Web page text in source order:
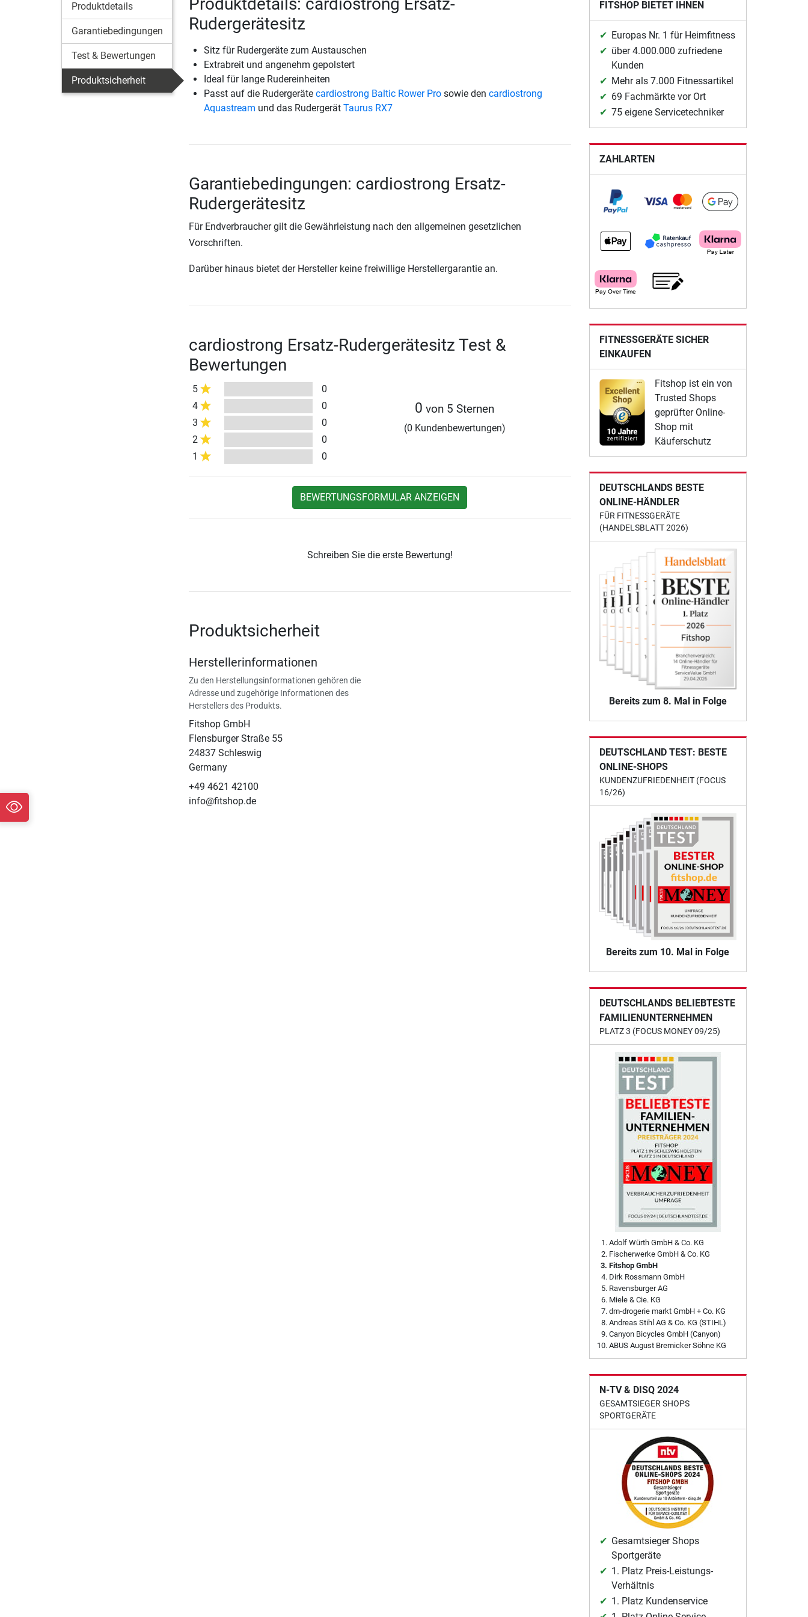
Produktdetails
Garantiebedingungen
Test & Bewertungen
Produktsicherheit
Rudergerätesitz
Sitz für Rudergeräte zum Austauschen
Extrabreit und angenehm gepolstert
Ideal für lange Rudereinheiten
Passt auf die Rudergeräte cardiostrong Baltic Rower Prosowie den cardiostrong
Aquastream und das Rudergerät Taurus RX7
Garantiebedingungen: cardiostrong Ersatz-
Rudergerätesitz
Für Endverbraucher gilt die Gewährleistung nach den allgemeinen gesetzlichen
Vorschriften.
Darüber hinaus bietet der Hersteller keine freiwillige Herstellergarantie an.
cardiostrong Ersatz-Rudergerätesitz Test &
Bewertungen
5
0
4
0
3
0
2
0
1
0
0 von 5 Sternen
(0 Kundenbewertungen)
BEWERTUNGSFORMULAR ANZEIGEN
Schreiben Sie die erste Bewertung!
Produktsicherheit
Herstellerinformationen
Zu den Herstellungsinformationen gehören die
Adresse und zugehörige Informationen des
Herstellers des Produkts.
Fitshop GmbH
Flensburger Straße 55
24837 Schleswig
Germany
+49 4621 42100
info@fitshop.de
FITSHOP BIETET IHNEN
Europas Nr. 1 für Heimfitness
über 4.000.000 zufriedene
Kunden
Mehr als 7.000 Fitnessartikel
69 Fachmärkte vor Ort
75 eigene Servicetechniker
ZAHLARTEN
FITNESSGERÄTE SICHER
EINKAUFEN
Fitshop ist ein von
Trusted Shops
geprüfter Online-
Shop mit
Käuferschutz
DEUTSCHLANDS BESTE
ONLINE-HÄNDLER
FÜR FITNESSGERÄTE
(HANDELSBLATT 2026)
Bereits zum 8. Mal in Folge
DEUTSCHLAND TEST: BESTE
ONLINE-SHOPS
KUNDENZUFRIEDENHEIT (FOCUS
16/26)
Bereits zum 10. Mal in Folge
DEUTSCHLANDS BELIEBTESTE
FAMILIENUNTERNEHMEN
PLATZ 3 (FOCUS MONEY 09/25)
Adolf Würth GmbH & Co. KG
Fischerwerke GmbH & Co. KG
Fitshop GmbH
Dirk Rossmann GmbH
Ravensburger AG
Miele & Cie. KG
dm-drogerie markt GmbH + Co. KG
Andreas Stihl AG & Co. KG (STIHL)
Canyon Bicycles GmbH (Canyon)
ABUS August Bremicker Söhne KG
N-TV & DISQ 2024
GESAMTSIEGER SHOPS
SPORTGERÄTE
Gesamtsieger Shops
Sportgeräte
1. Platz Preis-Leistungs-
Verhältnis
1. Platz Kundenservice